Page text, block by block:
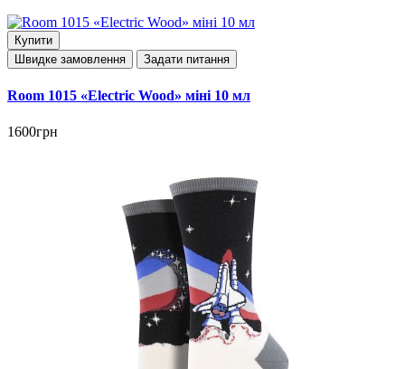
Купити
Швидке замовлення
Задати питання
Room 1015 «Electric Wood» міні 10 мл
1600грн